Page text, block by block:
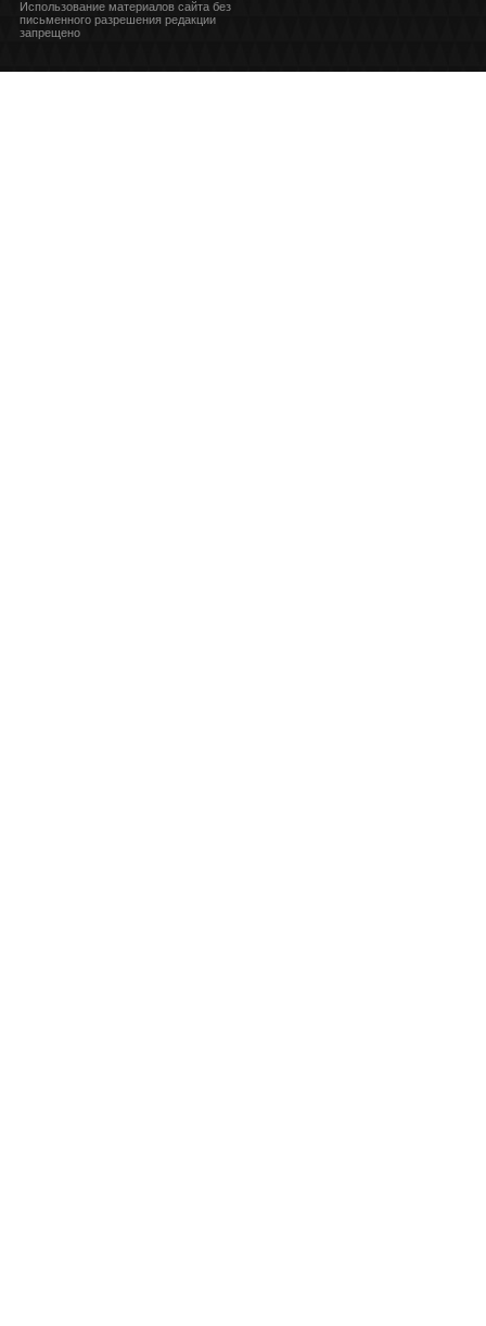
Использование материалов сайта без
письменного разрешения редакции
запрещено